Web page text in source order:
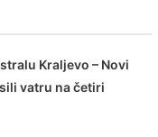
Kraljevo – Novi
vatru na četiri